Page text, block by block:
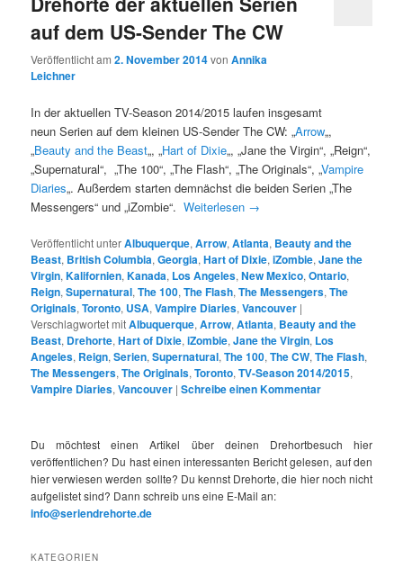
auf dem US-Sender The CW
Veröffentlicht am2. November 2014vonAnnika
Leichner
In der aktuellen TV-Season 2014/2015 laufen insgesamt
neun Serien auf dem kleinen US-Sender The CW: „Arrow„,
„Beauty and the Beast„, „Hart of Dixie„, „Jane the Virgin“, „Reign“,
„Supernatural“, „The 100“, „The Flash“, „The Originals“, „Vampire
Diaries„. Außerdem starten demnächst die beiden Serien „The
Messengers“ und „iZombie“.Weiterlesen →
Veröffentlicht unterAlbuquerque,Arrow,Atlanta, Beauty and the
Beast, British Columbia,Georgia,Hart of Dixie,iZombie,Jane the
Virgin,Kalifornien,Kanada, Los Angeles,New Mexico,Ontario,
Reign,Supernatural,The 100,The Flash,The Messengers,The
Originals,Toronto, USA,Vampire Diaries,Vancouver |
Verschlagwortet mitAlbuquerque,Arrow,Atlanta, Beauty and the
Beast, Drehorte,Hart of Dixie,iZombie,Jane the Virgin, Los
Angeles, Reign,Serien,Supernatural,The 100,The CW,The Flash,
The Messengers,The Originals,Toronto,TV-Season 2014/2015,
Vampire Diaries,Vancouver |Schreibe einen Kommentar
Du möchtest einen Artikel über deinen Drehortbesuch hier
veröffentlichen? Du hast einen interessanten Bericht gelesen, auf den
hier verwiesen werden sollte? Du kennst Drehorte, die hier noch nicht
aufgelistet sind? Dann schreib uns eine E-Mail an:
info@seriendrehorte.de
KATEGORIEN